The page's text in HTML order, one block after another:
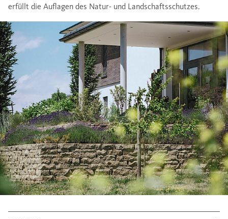
erfüllt die Auflagen des Natur- und Landschaftsschutzes.